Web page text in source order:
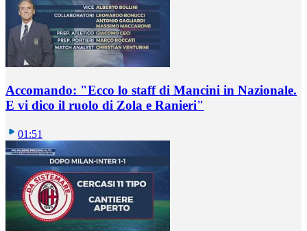
Accomando: "Ecco lo staff di Mancini in Nazionale.
E vi dico il ruolo di Zola e Ranieri"
01:51